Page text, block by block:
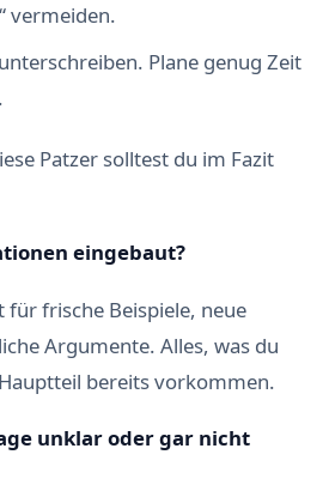
vermeiden.
Plane genug Zeit
Patzer solltest du im Fazit
eingebaut?
für frische Beispiele, neue
Argumente. Alles, was du
bereits vorkommen.
unklar oder gar nicht